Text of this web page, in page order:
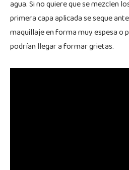
agua. Si no quiere que se mezclen
primera capa aplicada se seque
maquillaje en forma muy espesa o
podrían llegar a formar grietas.